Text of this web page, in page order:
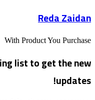
Reda Zaidan
With Product You Purchase
list to get the new
updates!